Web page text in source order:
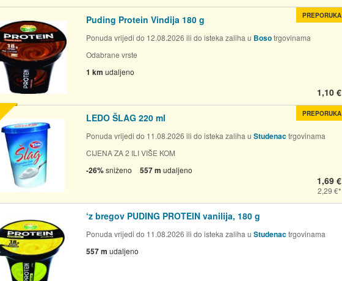
Puding Protein Vindija 180 g
Ponuda vrijedi do 12.08.2026 ili do isteka zaliha u Bosotrgovinama
Odabrane vrste
1 km udaljeno
1,10 €
PREPORUKA
LEDO ŠLAG 220 ml
Ponuda vrijedi do 11.08.2026 ili do isteka zaliha u Studenactrgovinama
CIJENA ZA 2 ILI VIŠE KOM
-26%sniženo 557 m udaljeno
1,69 €
2,29 €
PREPORUKA
‘z bregov PUDING PROTEIN vanilija, 180 g
Ponuda vrijedi do 11.08.2026 ili do isteka zaliha u Studenactrgovinama
557 m udaljeno